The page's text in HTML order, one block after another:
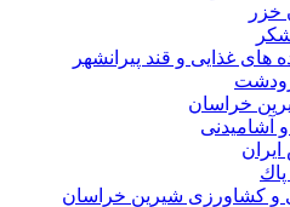
خزر
های غذایی و قند پیرانشهر
خراسان
آشاميدنی
پاك
و کشاورزی شیرین خراسان